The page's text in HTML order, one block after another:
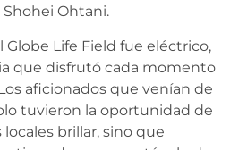
Ohtani.
Life Field fue eléctrico,
que disfrutó cada momento
aficionados que venían de
tuvieron la oportunidad de
locales brillar, sino que